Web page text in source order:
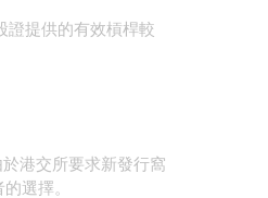
證提供的有效槓桿較
港交所要求新發行窩
選擇。